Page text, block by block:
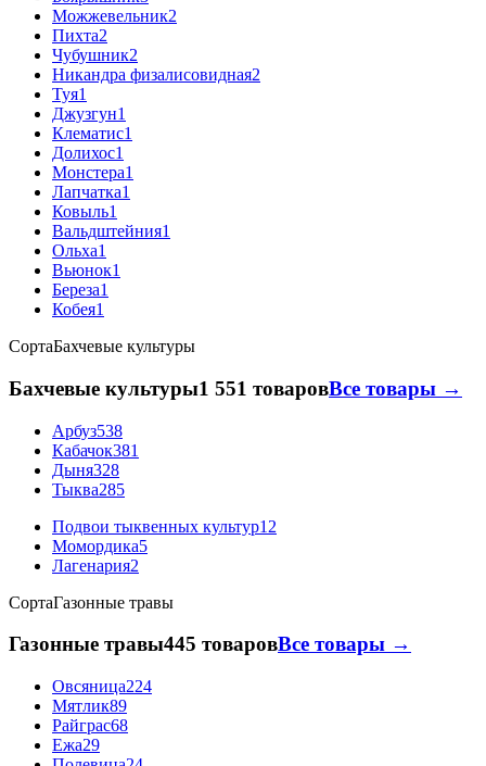
Можжевельник2
Пихта2
Чубушник2
Никандра физалисовидная2
Туя1
Джузгун1
Клематис1
Долихос1
Монстера1
Лапчатка1
Ковыль1
Вальдштейния1
Ольха1
Вьюнок1
Береза1
Кобея1
СортаБахчевые культуры
Бахчевые культуры1 551 товаровВсе товары →
Арбуз538
Кабачок381
Дыня328
Тыква285
Подвои тыквенных культур12
Момордика5
Лагенария2
СортаГазонные травы
Газонные травы445 товаровВсе товары →
Овсяница224
Мятлик89
Райграс68
Ежа29